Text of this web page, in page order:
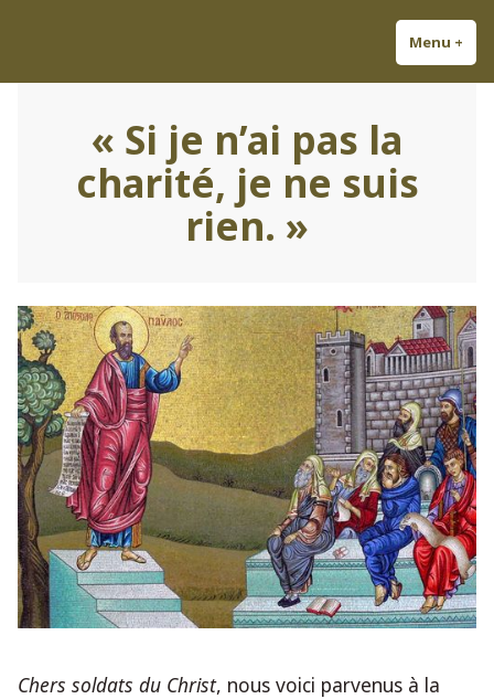
Découvrez Louis-Antoine ;
Chansonnier et Auteur
Menu +
« Si je n’ai pas la
charité, je ne suis
rien. »
Chers soldats du Christ, nous voici parvenus à la